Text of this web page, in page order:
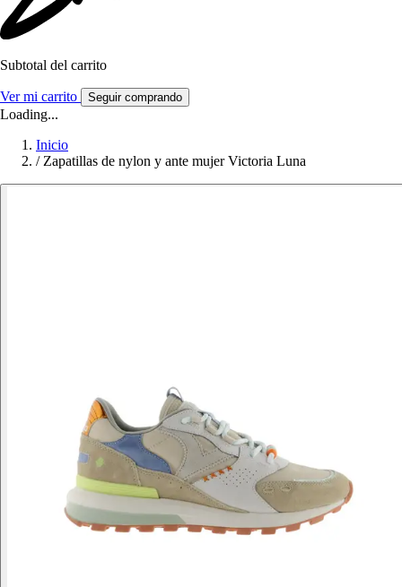
Subtotal del carrito
Ver mi carrito Seguir comprando
Loading...
Inicio
/ Zapatillas de nylon y ante mujer Victoria Luna